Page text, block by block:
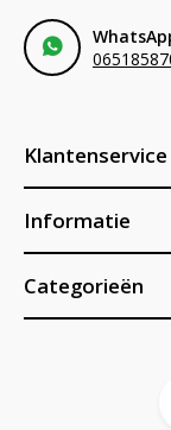
Klantenservice
Informatie
Categorieën